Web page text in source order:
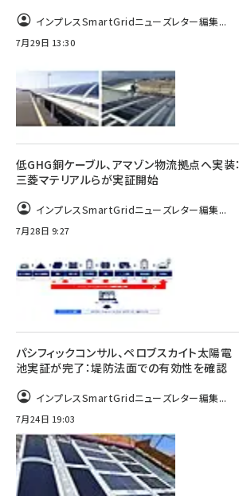
インプレスSmartGridニューズレター編集...
7月29日 13:30
低GHG銅ケーブル、アマゾン物流拠点へ実装：
三菱マテリアルらが実証開始
インプレスSmartGridニューズレター編集...
7月28日 9:27
パシフィックコンサル、ペロブスカイト太陽電
池実証が完了：堤防法面での有効性を確認
インプレスSmartGridニューズレター編集...
7月24日 19:03